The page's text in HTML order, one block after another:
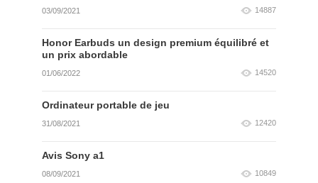
03/09/2021 14887
Honor Earbuds un design premium équilibré et
un prix abordable
01/06/2022 14520
Ordinateur portable de jeu
31/08/2021 12420
Avis Sony a1
08/09/2021 10849